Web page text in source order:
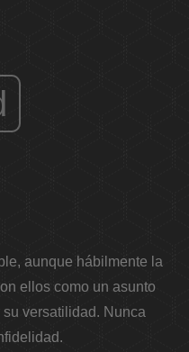
aunque hábilmente la
ellos como un asunto
versatilidad. Nunca